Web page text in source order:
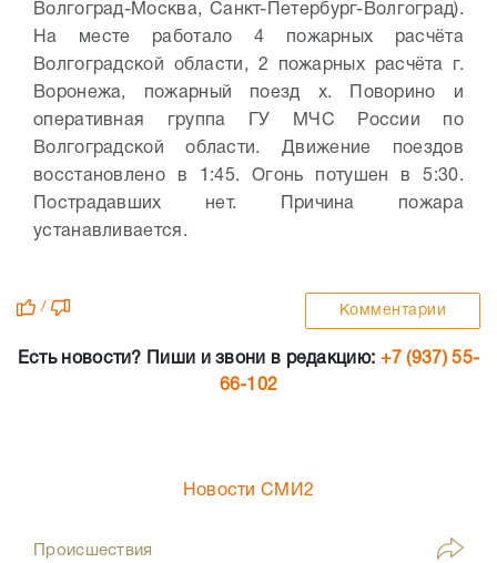
Волгоград-Москва, Санкт-Петербург-Волгоград).
На месте работало 4 пожарных расчёта
Волгоградской области, 2 пожарных расчёта г.
Воронежа, пожарный поезд х. Поворино и
оперативная группа ГУ МЧС России по
Волгоградской области. Движение поездов
восстановлено в 1:45. Огонь потушен в 5:30.
Пострадавших нет. Причина пожара
устанавливается.
/ Комментарии
Есть новости? Пиши и звони в редакцию: +7 (937) 55-
66-102
Новости СМИ2
Происшествия